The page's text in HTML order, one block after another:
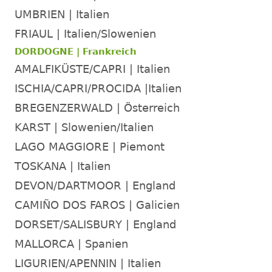
01
-
-
Ab
2025-
15
-
-
M
Ab
2025-
12
-
E
Ab
UMBRIEN | Italien
FRIAUL | Italien/Slowenien
DORDOGNE | Frankreich
AMALFIKÜSTE/CAPRI | Italien
ISCHIA/CAPRI/PROCIDA |Italien
BREGENZERWALD | Österreich
KARST | Slowenien/Italien
LAGO MAGGIORE | Piemont
TOSKANA | Italien
DEVON/DARTMOOR | England
CAMIÑO DOS FAROS | Galicien
DORSET/SALISBURY | England
MALLORCA | Spanien
LIGURIEN/APENNIN | Italien